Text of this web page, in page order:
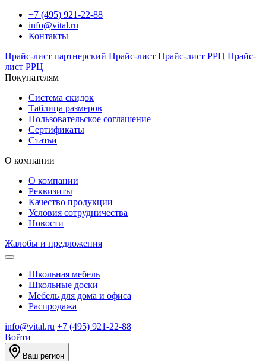
+7 (495) 921-22-88
info@vital.ru
Контакты
Прайс-лист партнерский Прайс-лист Прайс-лист РРЦ Прайс-
лист РРЦ
Покупателям
Система скидок
Таблица размеров
Пользовательское соглашение
Сертификаты
Статьи
О компании
О компании
Реквизиты
Качество продукции
Условия сотрудничества
Новости
Жалобы и предложения
Школьная мебель
Школьные доски
Мебель для дома и офиса
Распродажа
info@vital.ru +7 (495) 921-22-88
Войти
Ваш регион